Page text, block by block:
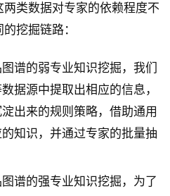
类数据对专家的依赖程度不
挖掘链路：
谱的弱专业知识挖掘，我们
据源中提取出相应的信息，
出来的规则策略，借助通用
知识，并通过专家的批量抽
谱的强专业知识挖掘，为了